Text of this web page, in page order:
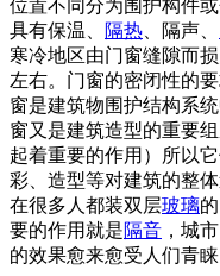
位置不同分为围护构件
具有保温、
隔热 、隔声、
寒冷地区由门窗缝隙而
左右。门窗的密闭性的
窗是建筑物围护结构系
窗又是建筑造型的重要
起着重要的作用）所以
彩、造型等对建筑的整
在很多人都装双层玻璃
要的作用就是隔音 ，城
的效果愈来愈受人们青睐